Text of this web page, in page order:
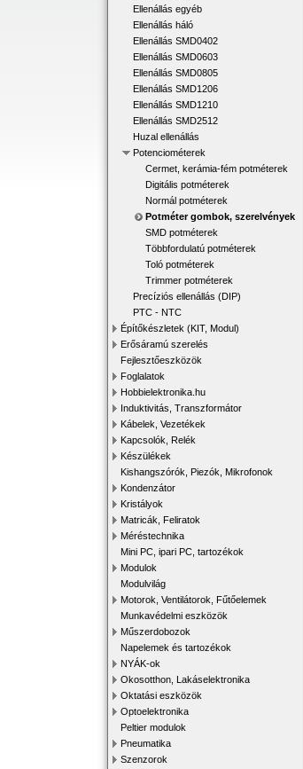
Ellenállás egyéb
Ellenállás háló
Ellenállás SMD0402
Ellenállás SMD0603
Ellenállás SMD0805
Ellenállás SMD1206
Ellenállás SMD1210
Ellenállás SMD2512
Huzal ellenállás
Potenciométerek
Cermet, kerámia-fém potméterek
Digitális potméterek
Normál potméterek
Potméter gombok, szerelvények
SMD potméterek
Többfordulatú potméterek
Toló potméterek
Trimmer potméterek
Precíziós ellenállás (DIP)
PTC - NTC
Építőkészletek (KIT, Modul)
Erősáramú szerelés
Fejlesztőeszközök
Foglalatok
Hobbielektronika.hu
Induktivitás, Transzformátor
Kábelek, Vezetékek
Kapcsolók, Relék
Készülékek
Kishangszórók, Piezók, Mikrofonok
Kondenzátor
Kristályok
Matricák, Feliratok
Méréstechnika
Mini PC, ipari PC, tartozékok
Modulok
Modulvilág
Motorok, Ventilátorok, Fűtőelemek
Munkavédelmi eszközök
Műszerdobozok
Napelemek és tartozékok
NYÁK-ok
Okosotthon, Lakáselektronika
Oktatási eszközök
Optoelektronika
Peltier modulok
Pneumatika
Szenzorok